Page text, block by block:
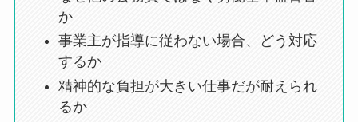
か
事業主が指導に従わない場合、どう対応
するか
精神的な負担が大きい仕事だが耐えられ
るか